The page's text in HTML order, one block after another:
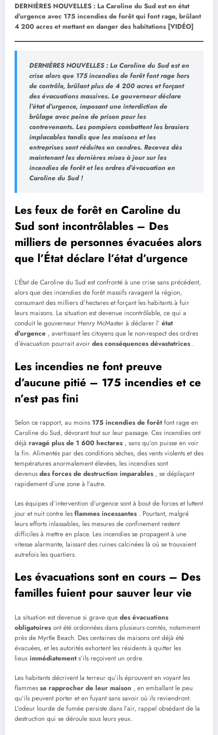
DERNIÈRES NOUVELLES : La Caroline du Sud est en état
d’urgence avec 175 incendies de forêt qui font rage, brûlant
4 200 acres et mettant en danger des habitations [VIDÉO]
DERNIÈRES NOUVELLES : La Caroline du Sud est en
crise alors que 175 incendies de forêt font rage hors
de contrôle, brûlant plus de 4 200 acres et forçant
des évacuations massives. Le gouverneur déclare
l’état d’urgence, imposant une interdiction de
brûlage avec peine de prison pour les
contrevenants. Les pompiers combattent les brasiers
implacables tandis que les maisons et les
entreprises sont réduites en cendres. Recevez dès
maintenant les dernières mises à jour sur les
incendies de forêt et les ordres d’évacuation en
Caroline du Sud !
Les feux de forêt en Caroline du
Sud sont incontrôlables – Des
milliers de personnes évacuées alors
que l’État déclare l’état d’urgence
L’État de Caroline du Sud est confronté à une crise sans précédent,
alors que des incendies de forêt massifs ravagent la région,
consumant des milliers d’hectares et forçant les habitants à fuir
leurs maisons. La situation est devenue incontrôlable, ce qui a
conduit le gouverneur Henry McMaster à déclarer l’ état
d’urgence , avertissant les citoyens que le non-respect des ordres
d’évacuation pourrait avoir des conséquences dévastatrices .
Les incendies ne font preuve
d’aucune pitié – 175 incendies et ce
n’est pas fini
Selon ce rapport, au moins 175 incendies de forêtfont rage en
Caroline du Sud, dévorant tout sur leur passage. Ces incendies ont
déjà ravagé plus de 1 600 hectares , sans qu’on puisse en voir
la fin. Alimentés par des conditions sèches, des vents violents et des
températures anormalement élevées, les incendies sont
devenus des forces de destruction imparables , se déplaçant
rapidement d’une zone à l’autre.
Les équipes d’intervention d’urgence sont à bout de forces et luttent
jour et nuit contre les flammes incessantes . Pourtant, malgré
leurs efforts inlassables, les mesures de confinement restent
difficiles à mettre en place. Les incendies se propagent à une
vitesse alarmante, laissant des ruines calcinées là où se trouvaient
autrefois les quartiers.
Les évacuations sont en cours – Des
familles fuient pour sauver leur vie
La situation est devenue si grave que des évacuations
obligatoires ont été ordonnées dans plusieurs comtés, notamment
près de Myrtle Beach. Des centaines de maisons ont déjà été
évacuées, et les autorités exhortent les résidents à quitter les
lieux immédiatements’ils reçoivent un ordre.
Les habitants décrivent la terreur qu’ils éprouvent en voyant les
flammes se rapprocher de leur maison , en emballant le peu
qu’ils peuvent porter et en fuyant sans savoir où ils reviendront.
L’odeur lourde de fumée persiste dans l’air, rappel obsédant de la
destruction qui se déroule sous leurs yeux.